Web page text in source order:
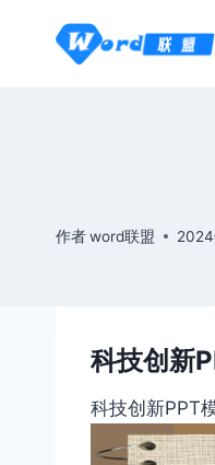
作者word联盟 2024
科技创新
科技创新PPT